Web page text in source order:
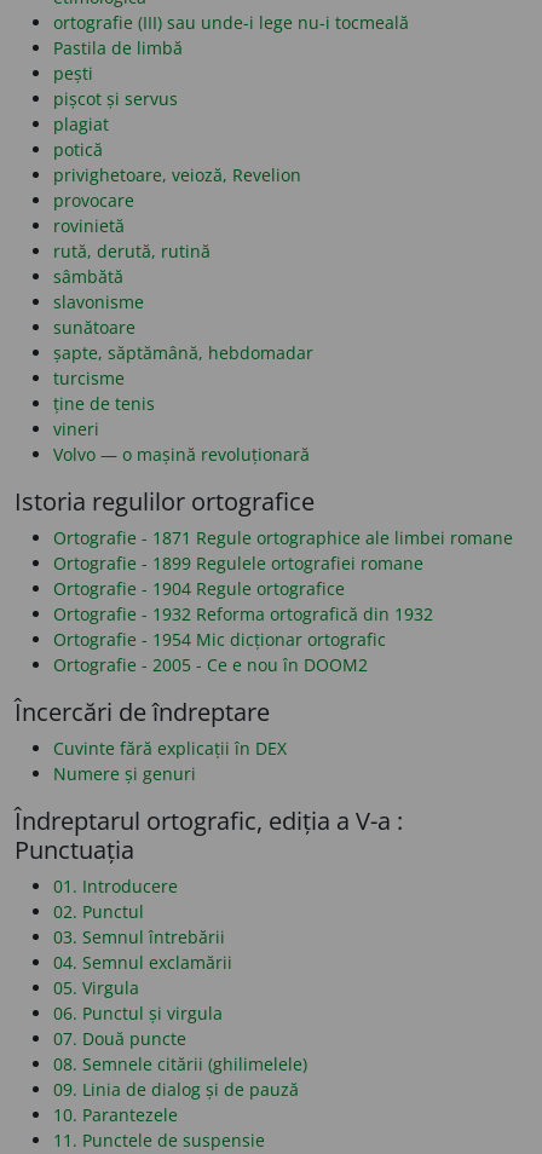
ortografie (III) sau unde-i lege nu-i tocmeală
Pastila de limbă
pești
pișcot și servus
plagiat
potică
privighetoare, veioză, Revelion
provocare
rovinietă
rută, derută, rutină
sâmbătă
slavonisme
sunătoare
șapte, săptămână, hebdomadar
turcisme
ține de tenis
vineri
Volvo — o mașină revoluționară
Istoria regulilor ortografice
Ortografie - 1871 Regule ortographice ale limbei romane
Ortografie - 1899 Regulele ortografiei romane
Ortografie - 1904 Regule ortografice
Ortografie - 1932 Reforma ortografică din 1932
Ortografie - 1954 Mic dicționar ortografic
Ortografie - 2005 - Ce e nou în DOOM2
Încercări de îndreptare
Cuvinte fără explicații în DEX
Numere și genuri
Îndreptarul ortografic, ediția a V-a :
Punctuația
01. Introducere
02. Punctul
03. Semnul întrebării
04. Semnul exclamării
05. Virgula
06. Punctul și virgula
07. Două puncte
08. Semnele citării (ghilimelele)
09. Linia de dialog și de pauză
10. Parantezele
11. Punctele de suspensie